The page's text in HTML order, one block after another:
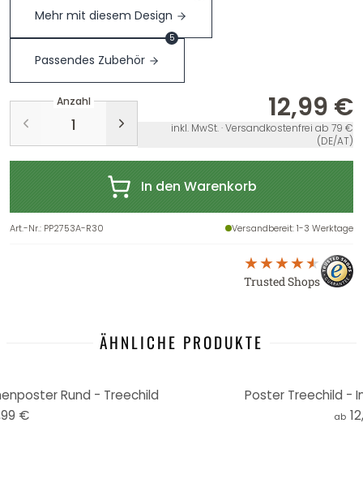
Mehr mit diesem Design
Passendes Zubehör
5
Anzahl 12,99 €
inkl. MwSt. · Versandkostenfrei ab 79 €
(DE/AT)
In den Warenkorb
Art.-Nr.: PP2753A-R30 Versandbereit: 1-3 Werktage
Trusted Shops
ÄHNLICHE PRODUKTE
Rund - Treechild
€
Poster Treechild -
ab